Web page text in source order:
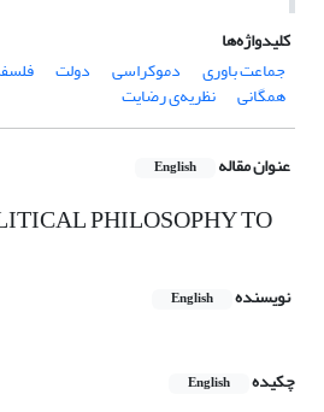
کلیدواژه‌ها
جماعت باوری
دموکراسی دولت
همگانی نظریه‌ی رضایت
عنوان مقاله English
PHILOSOPHY TO
نویسنده English
چکیده
English